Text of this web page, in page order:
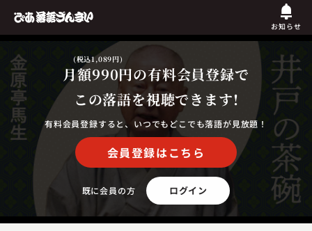
お知らせ
月額990円
(税込1,089円)
の有料会員登録で
この落語を視聴できます!
有料会員登録すると、いつでもどこでも落語が見放題！
会員登録はこちら
既に会員の方 ログイン